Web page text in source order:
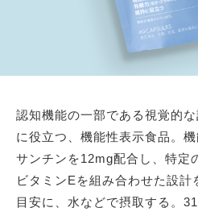
認知機能の一部である視覚的
に役立つ、機能性表示食品。
サンチンを12mg配合し、特定
ビタミンEを組み合わせた設
目安に、水などで摂取する。